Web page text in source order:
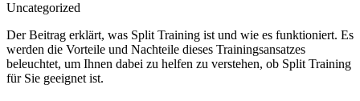
Uncategorized
Der Beitrag erklärt, was Split Training ist und wie es funktioniert. Es
werden die Vorteile und Nachteile dieses Trainingsansatzes
beleuchtet, um Ihnen dabei zu helfen zu verstehen, ob Split Training
für Sie geeignet ist.